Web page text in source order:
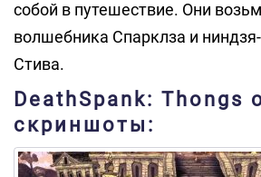
собой в путешествие. Они
волшебника Спарклза и
Стива.
DeathSpank: Thongs
скриншоты: